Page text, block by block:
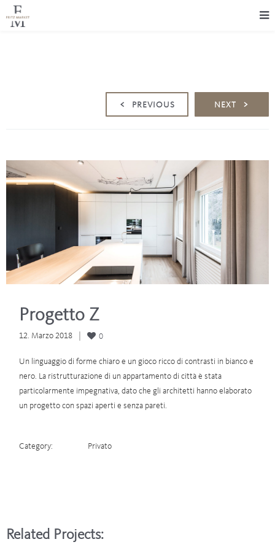
NEXT
PREVIOUS
Progetto Z
12. Marzo 2018 0
Un linguaggio di forme chiaro e un gioco ricco di contrasti in bianco e
nero. La ristrutturazione di un appartamento di città è stata
particolarmente impegnativa, dato che gli architetti hanno elaborato
un progetto con spazi aperti e senza pareti.
Category: Privato
Related Projects: